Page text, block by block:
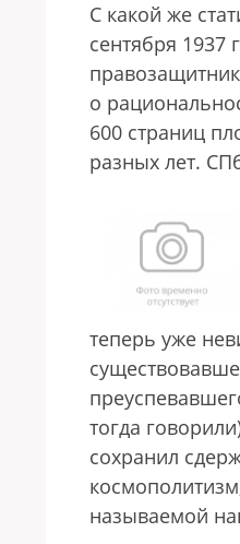
С какой же
сентября 1937
о
600 страниц
разных лет.
теперь уже
тогда
сохранил
называемой